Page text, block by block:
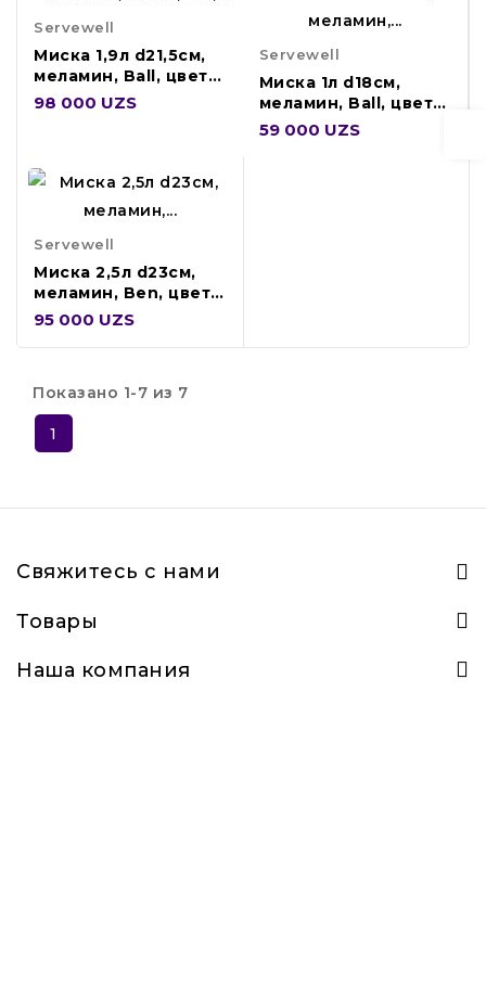
Servewell
Миска 1,9л d21,5см,
меламин, Ball, цвет
белый H-2325
98 000 UZS
Servewell
Миска 1л d18см,
меламин, Ball, цвет
белый H-2326
59 000 UZS
Servewell
Миска 2,5л d23см,
меламин, Ben, цвет
белый S-2676
95 000 UZS
Показано 1-7 из 7
1
Свяжитесь с нами
Товары
Наша компания